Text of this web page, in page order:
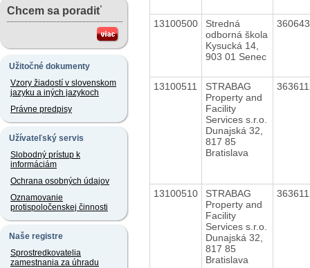
Chcem sa poradiť
Užitočné dokumenty
Vzory žiadostí v slovenskom
jazyku a iných jazykoch
Právne predpisy
Užívateľský servis
Slobodný prístup k
informáciám
Ochrana osobných údajov
Oznamovanie
protispoločenskej činnosti
Naše registre
Sprostredkovatelia
zamestnania za úhradu
13100500
Stredná
odborná škola
Kysucká 14,
903 01 Senec
13100511
STRABAG
Property and
Facility
Services s.r.o.
Dunajská 32,
817 85
Bratislava
13100510
STRABAG
Property and
Facility
Services s.r.o.
Dunajská 32,
817 85
Bratislava